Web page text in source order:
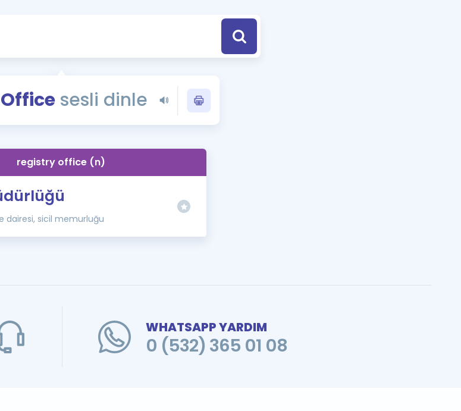
Eğitim ve Kitaplara Özel Fırsatlar
YDS - YÖKDİL Tüm Sınavlarla İlgili Haberler
İngilizce Gramer
İngilizce Gramer ve Konu Anlatımı
sesli dinle
registry office (n)
dairesi, sicil memurluğu
WHATSAPP YARDIM
0 (532) 365 01 08